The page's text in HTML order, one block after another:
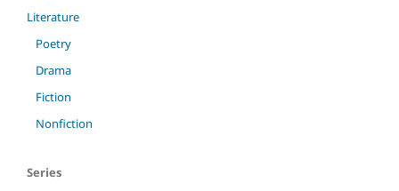
Literature
Poetry
Drama
Fiction
Nonfiction
Series